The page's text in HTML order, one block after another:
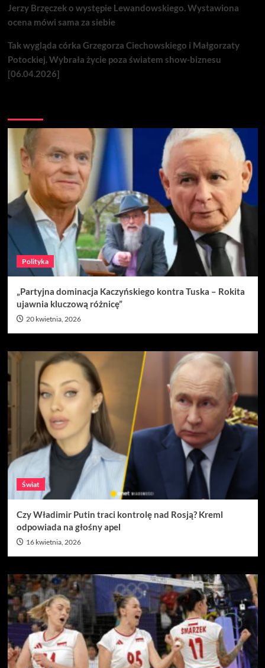
Jerzy Brzęczek o występie Lewandowskiego. Wystawiona
ocena mówi sama za siebie
Tak wygląda córka Grzegorza Ciechowskiego i Małgorzaty
Potockiej. Wybrała życie poza światem show-biznesu
[06.04.2026]
Polityka
„Partyjna dominacja Kaczyńskiego kontra Tuska – Rokita
ujawnia kluczową różnicę”
20 kwietnia, 2026
Świat
Czy Władimir Putin traci kontrolę nad Rosją? Kreml
odpowiada na głośny apel
16 kwietnia, 2026